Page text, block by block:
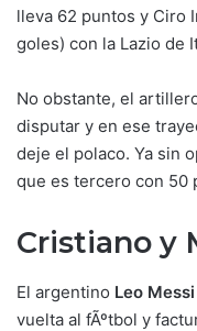
lleva 62 puntos y Ciro
goles) con la Lazio de
No obstante, el
disputar y en ese
deje el polaco. Ya sin
que es tercero con 50
Cristiano y
El argentino Leo Messi
vuelta al fÃºtbol y